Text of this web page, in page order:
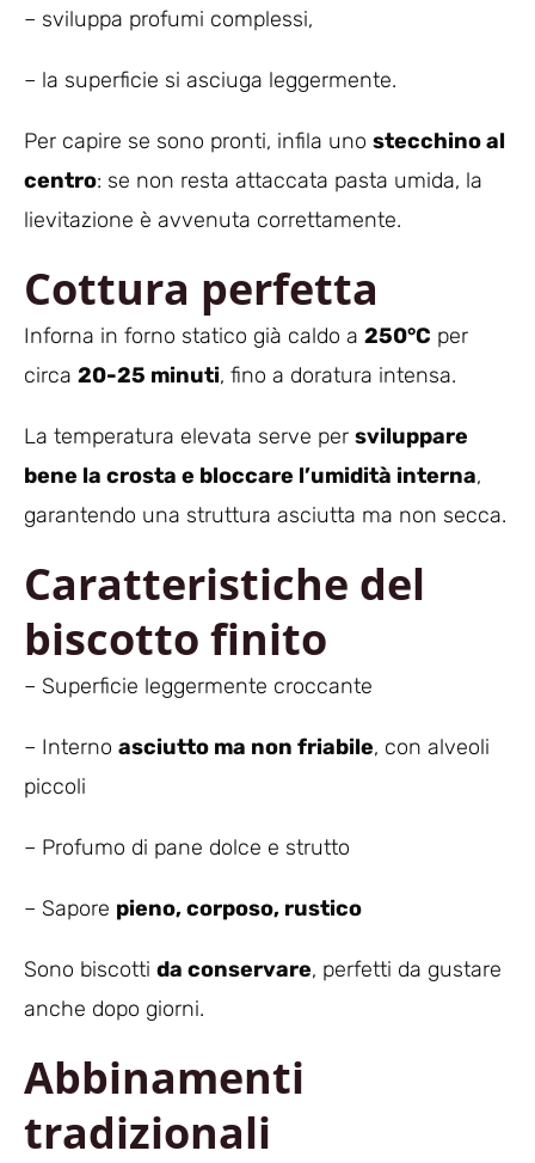
– sviluppa profumi complessi,
– la superficie si asciuga leggermente.
Per capire se sono pronti, infila uno stecchino al
centro: se non resta attaccata pasta umida, la
lievitazione è avvenuta correttamente.
Cottura perfetta
Inforna in forno statico già caldo a 250°C per
circa 20-25 minuti, fino a doratura intensa.
La temperatura elevata serve per sviluppare
bene la crosta e bloccare l’umidità interna,
garantendo una struttura asciutta ma non secca.
Caratteristiche del
biscotto finito
– Superficie leggermente croccante
– Interno asciutto ma non friabile, con alveoli
piccoli
– Profumo di pane dolce e strutto
– Sapore pieno, corposo, rustico
Sono biscotti da conservare, perfetti da gustare
anche dopo giorni.
Abbinamenti
tradizionali